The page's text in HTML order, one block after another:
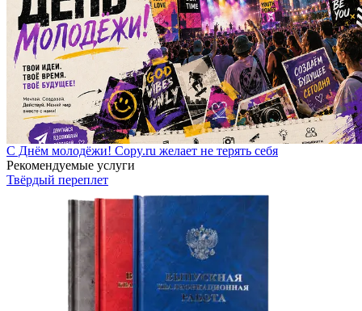
С Днём молодёжи! Copy.ru желает не терять себя
Рекомендуемые услуги
Твёрдый переплет